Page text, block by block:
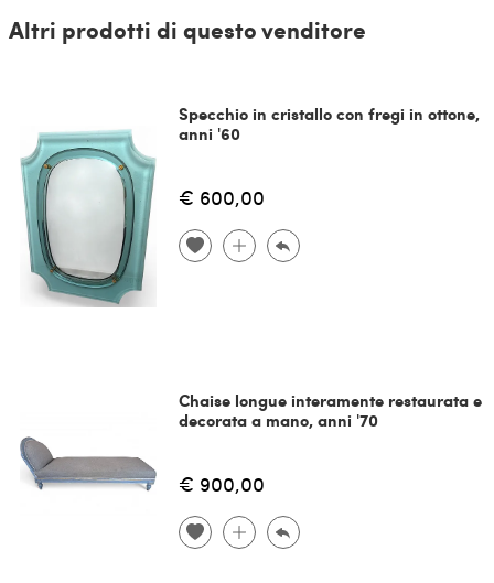
Altri prodotti di questo venditore
Specchio in cristallo con fregi in ottone,
anni '60
€ 600,00
Chaise longue interamente restaurata e
decorata a mano, anni '70
€ 900,00